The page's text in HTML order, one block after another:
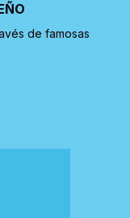
de famosas